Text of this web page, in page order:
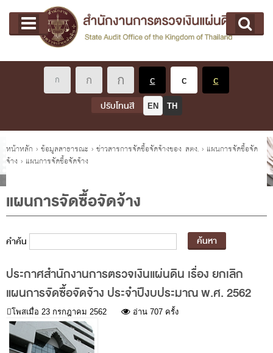
Main menu
หน้าแรก
เกี่ยวกับ คตง.
นโยบายการตรวจเงินแผ่นดิน
หลักเกณฑ์มาตรฐานเกี่ยวกับการตรวจเงินแผ่นดิน
ผู้ว่าการตรวจเงินแผ่นดิน
การบริหารและพัฒนาทรัพยากรบุคคล
ประวัติสำนักงานการตรวจเงินแผ่นดิน
พรป. ว่าด้วยการตรวจเงินแผ่นดิน พ.ศ. 2561
แผนปฏิบัติราชการ ระยะ 5 ปี (พ.ศ. 2566 - 2570)
พระราชดำรัส รัชกาลที่ 9
ผู้บริหารสำนักงานการตรวจเงินแผ่นดิน
รองผู้ว่าการตรวจเงินแผ่นดิน
ผู้ตรวจเงินแผ่นดิน (สตภ.1-15)
ปรับโทนสี EN TH
คุณอยู่ที่
หน้าหลัก › ข้อมูลสาธารณะ › ข่าวสารการจัดซื้อจัดจ้างของ สตง. › แผนการจัดซื้อจัด
จ้าง › แผนการจัดซื้อจัดจ้าง
แผนการจัดซื้อจัดจ้าง
คำค้น
ประกาศสำนักงานการตรวจเงินแผ่นดิน เรื่อง ยกเลิก
แผนการจัดซื้อจัดจ้าง ประจำปีงบประมาณ พ.ศ. 2562
โพสเมื่อ 23 กรกฎาคม 2562 อ่าน 707 ครั้ง